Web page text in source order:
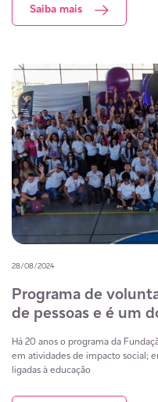
Saiba mais
28/08/2024
Programa de
de pessoas e é um
Há 20 anos o programa da
em atividades de impacto social;
ligadas à educação